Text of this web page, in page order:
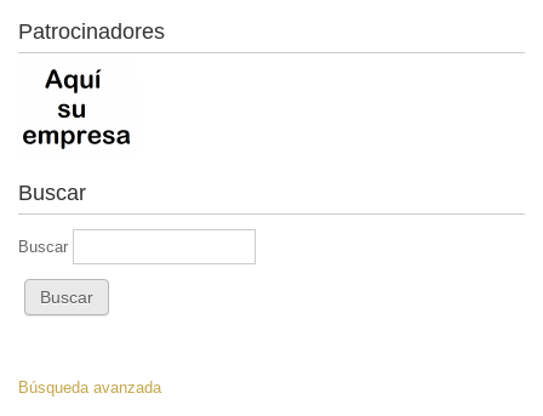
Patrocinadores
Buscar
Buscar
Búsqueda avanzada